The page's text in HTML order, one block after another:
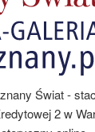
Świat -
2 w